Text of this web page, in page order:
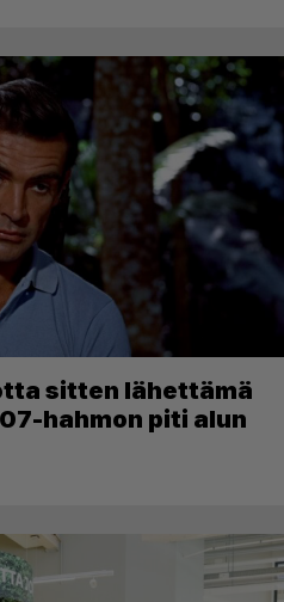
sitten lähettämä
hahmon piti alun